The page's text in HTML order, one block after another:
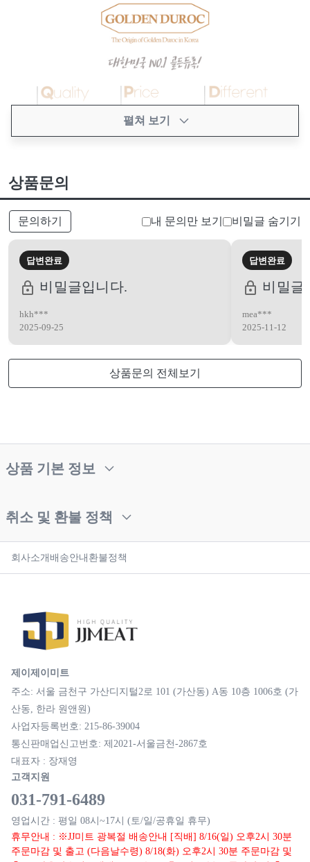
펼쳐 보기
상품문의
문의하기 내 문의만 보기 비밀글 숨기기
답변완료
비밀글입니다.
hkh***
2025-09-25
답변완료
비밀글
mea***
2025-11-12
상품문의 전체보기
상품 기본 정보
취소 및 환불 정책
회사소개 배송안내 환불정책
제이제이미트
주소: 서울 금천구 가산디지털2로 101 (가산동) A동 10층 1006호 (가
산동, 한라 원앤원)
사업자등록번호: 215-86-39004
통신판매업신고번호: 제2021-서울금천-2867호
대표자 : 장재영
고객지원
031-791-6489
영업시간 : 평일 08시~17시 (토/일/공휴일 휴무)
휴무안내 : ※JJ미트 광복절 배송안내 [직배] 8/16(일) 오후2시 30분
주문마감 및 출고 (다음날수령) 8/18(화) 오후2시 30분 주문마감 및